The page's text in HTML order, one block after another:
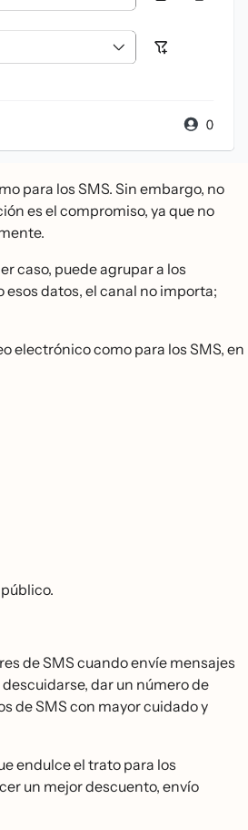
para los SMS. Sin embargo, no
es el compromiso, ya que no
caso, puede agrupar a los
datos, el canal no importa;
electrónico como para los SMS, en
de SMS cuando envíe mensajes
dar un número de
de SMS con mayor cuidado y
endulce el trato para los
un mejor descuento, envío